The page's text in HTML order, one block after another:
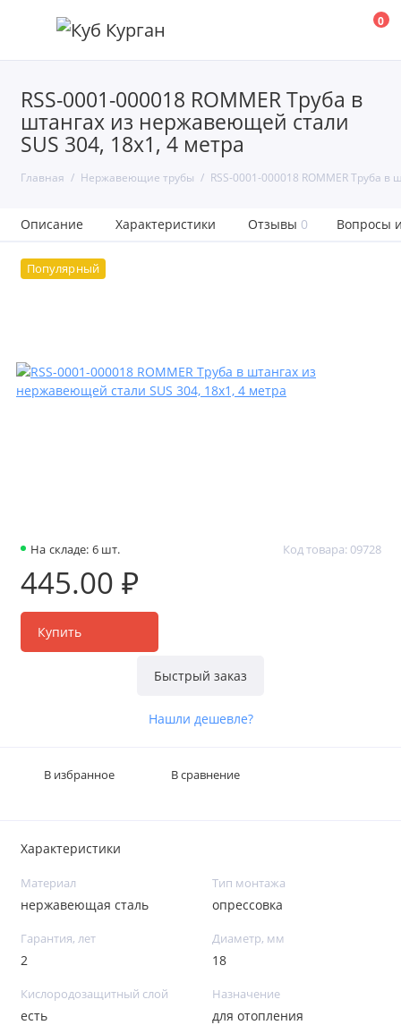
0
RSS-0001-000018 ROMMER Труба в
штангах из нержавеющей стали
SUS 304, 18х1, 4 метра
Главная Нержавеющие трубы RSS-0001-000018 ROMMER Труба
Описание Характеристики Отзывы 0 Вопросы
Популярный
На складе: 6 шт. Код товара: 09728
445.00 ₽
Купить
Быстрый заказ
Нашли дешевле?
В избранное В сравнение
Характеристики
Материал
нержавеющая сталь
Тип монтажа
опрессовка
Гарантия, лет
2
Диаметр, мм
18
Кислородозащитный слой
есть
Назначение
для отопления